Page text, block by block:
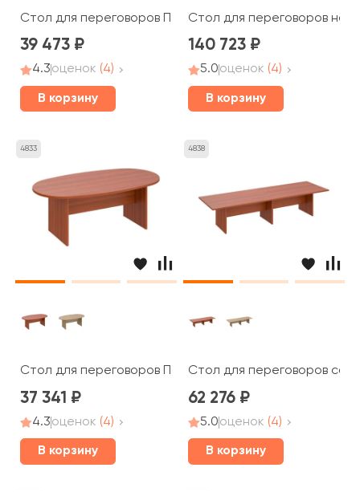
Стол для переговоров ПТ 153 Patriot
39 473
4.3оценок (4)
В корзину
Стол для переговоров на
140 723
5.0оценок (4)
В корзину
4833
Стол для переговоров ПТ 136 Patriot
37 341
4.3оценок (4)
В корзину
4838
Стол для переговоров
62 276
5.0оценок (4)
В корзину